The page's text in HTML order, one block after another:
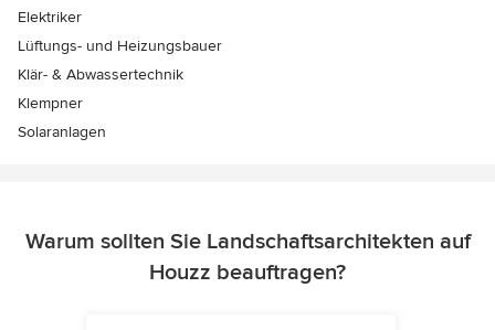
Elektriker
Lüftungs- und Heizungsbauer
Klär- & Abwassertechnik
Klempner
Solaranlagen
Warum sollten Sie Landschaftsarchitekten auf
Houzz beauftragen?